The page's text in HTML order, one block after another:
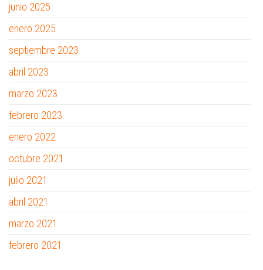
junio 2025
enero 2025
septiembre 2023
abril 2023
marzo 2023
febrero 2023
enero 2022
octubre 2021
julio 2021
abril 2021
marzo 2021
febrero 2021